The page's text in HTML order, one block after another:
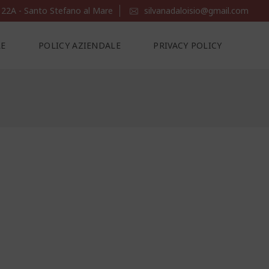
- Santo Stefano al Mare silvanadaloisio@gmail.com
POLICY AZIENDALE PRIVACY POLICY